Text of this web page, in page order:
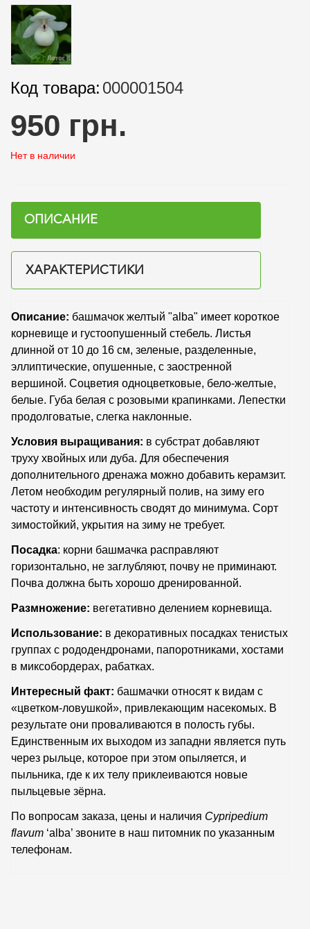
Код товара: 000001504
950 грн.
Нет в наличии
ОПИСАНИЕ
ХАРАКТЕРИСТИКИ
Описание: башмачок желтый "alba" имеет короткое
корневище и густоопушенный стебель. Листья
длинной от 10 до 16 см, зеленые, разделенные,
эллиптические, опушенные, с заостренной
вершиной. Соцветия одноцветковые, бело-желтые,
белые. Губа белая с розовыми крапинками. Лепестки
продолговатые, слегка наклонные.
Условия выращивания: в субстрат добавляют
труху хвойных или дуба. Для обеспечения
дополнительного дренажа можно добавить керамзит.
Летом необходим регулярный полив, на зиму его
частоту и интенсивность сводят до минимума. Сорт
зимостойкий, укрытия на зиму не требует.
Посадка: корни башмачка расправляют
горизонтально, не заглубляют, почву не приминают.
Почва должна быть хорошо дренированной.
Размножение: вегетативно делением корневища.
Использование: в декоративных посадках тенистых
группах с рододендронами, папоротниками, хостами
в миксобордерах, рабатках.
Интересный факт: башмачки относят к видам с
«цветком-ловушкой», привлекающим насекомых. В
результате они проваливаются в полость губы.
Единственным их выходом из западни является путь
через рыльце, которое при этом опыляется, и
пыльника, где к их телу приклеиваются новые
пыльцевые зёрна.
По вопросам заказа, цены и наличия Cypripedium
flavum ‘alba’ звоните в наш питомник по указанным
телефонам.